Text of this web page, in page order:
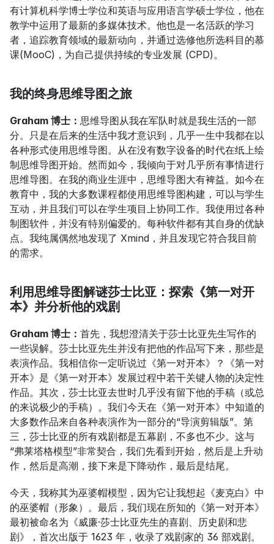
有计算机科学博士学位和英语与应用语言学硕士学位，他在
教学中运用了最新的多媒体技术。他也是一名活跃的学习
者，追踪教育领域的最新动向，并通过选修他所选科目的慕
课(MooC)，为自己提供持续的专业发展 (CPD)。
我的终身思维导图之旅
Graham 博士： 思维导图从我在军队时就是我生活的一部
分。只是在后来的生活中我才意识到，几乎一生中我都在以
各种形式使用思维导图。从在没有数字设备的时代在纸上绘
制思维导图开始。然而如今，我倾向于对几乎所有事情进行
思维导图。在我的商业生涯中，思维导图大有裨益。如今在
教育中，我的大多数课程都使用思维导图构建，可以与学生
互动，并且我们可以在学生项目上协同工作。我使用过各种
制图软件，并没有特别偏爱的。每种软件都有其自身的优缺
点。我纯属偶然地发现了 Xmind，并且发现它符合我目前
的需求。
利用思维导图解谜莎士比亚：探索《第一对开
本》并分析他的戏剧
Graham 博士： 首先，我想澄清关于莎士比亚先生写作的
一些误解。莎士比亚先生并没有把他的作品写下来，那些是
表演作品。我相信你一定听说过《第一对开本》？《第一对
开本》是《第一对开本》发展过程中若干关键人物的决定性
作品。其次，莎士比亚去世时几乎没有留下他的手稿（或总
的来说极少的手稿）。我们今天在《第一对开本》中知道的
大多数作品来自各种表演作为一部分的“导演剪辑版”。第
三，莎士比亚的所有戏剧都是五幕剧，不多也不少。这与
“弗莱塔格模型”非常契合，我们先看到开始，然后是上升动
作，然后是高潮，接下来是下降动作，最后是结尾。
今天，我称其为巫婆帽模型，因为它让我想起《麦克白》中
的巫婆帽（形象）。最后，我们现在所知的《第一对开本》
最初被命名为《威廉·莎士比亚先生的喜剧、历史剧和悲
剧》，首次出版于 1623 年，收录了戏剧家的 36 部戏剧。